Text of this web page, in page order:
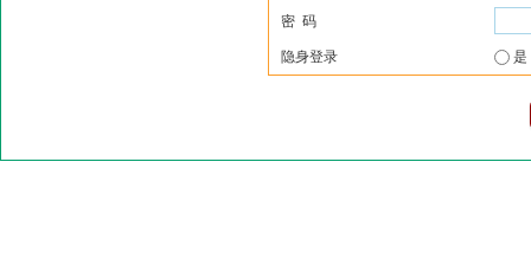
密 码
隐身登录